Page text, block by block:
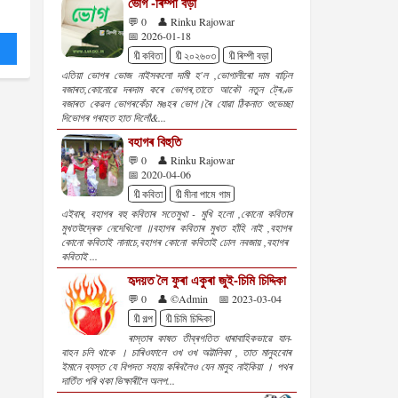
ভোগ -ৰিম্পী বড়া
💬 0
👤 Rinku Rajowar
📅 2026-01-18
🔖কবিতা
🔖২০২৬০৩
🔖ৰিম্পী বড়া
এতিয়া ভোগৰ ভোজ নাইসকলো দামী হ'ল ,ভোগালীৰো দাম বাঢ়িল
বজাৰত,কোনোৱে‌ দৰদাম কৰে ভোগৰ,তাতে আকৌ নতুন ট্ৰেণ্ড
বজাৰত কেৱল‌ ভোগৰকেঁচা মঙহৰ ভোগ।ৰৈ যোৱা ঠিকনাত শুভেচ্ছা
দিভোগৰ গৰাহত হাত দিলোঁ&...
বহাগৰ বিহুতি
💬 0
👤 Rinku Rajowar
📅 2020-04-06
🔖কবিতা
🔖মীনা পামে গাম
এইবাৰ, বহাগৰ বহু কবিতাৰ সতেমুখা - মুখি হলো ,কোনো কবিতাৰ
মুখতউদ্ৰেক নেদেখিলো ॥বহাগৰ কবিতাৰ মুখত হাঁহি নাই ,বহাগৰ
কোনো কবিতাই নানাচে,বহাগৰ কোনো কবিতাই ঢােল নবজায় ,বহাগৰ
কবিতাই ...
হৃদয়ত লৈ ফুৰা একুৰা জুই-চিমি চিদ্দিকা
💬 0 👤 ©Admin
📅 2023-03-04
🔖গল্প
🔖চিমি চিদ্দিকা
ৰাস্তাৰ কাষত তীব্ৰগতিত ধাৰাবাহিকভাৱে যান-
বাহন চলি থাকে । চাৰিওফালে ওখ ওখ অট্টালিকা , তাত মানুহবোৰ
ইমানে ব্যস্ত যে বিপদত সহায় কৰিবলৈও যেন মানুহ নাইকিয়া । পথৰ
দাতিঁত পৰি থকা ভিক্ষাৰীলৈ অলপ...